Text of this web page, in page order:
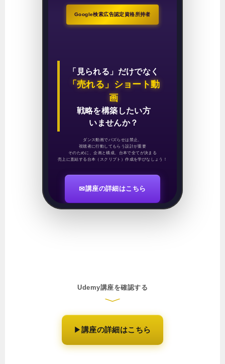
Google検索広告認定資格所持者
「見られる」だけでなく
「売れる」ショート動
画
戦略を構築したい方
いませんか？
ダンス動画でバズらせは禁止、
視聴者に行動してもらう設計が重要
そのために、企画と構成、台本で全てが決まる
売上に直結する台本（スクリプト）作成を学びなしょう！
✉講座の詳細はこちら
Udemy講座を確認する
▶講座の詳細はこちら